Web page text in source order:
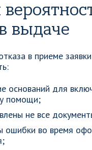
выдаче
в приеме
оснований для
помощи;
не все
ошибки во время